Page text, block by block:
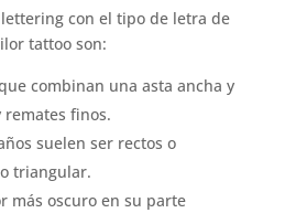
con el tipo de letra de
tattoo son:
combinan una asta ancha y
remates finos.
suelen ser rectos o
triangular.
más oscuro en su parte